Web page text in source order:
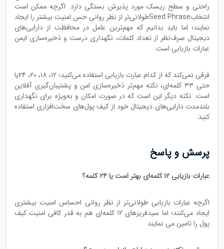
راحتی و سطح ریسک مورد پذیرش بستگی دارد. اگرچه ممکن است
انتخابSeed Phraseطولانی‌تر از نظر روانی حس امنیت بیشتر را ایجاد
نمایند؛ اما باید بدانیم که مهم‌ترین عامل در محافظت از دارایی‌های
دیجیتال صرف‌نظر از تعداد کلمات، نگهداری درست و ذخیره‌سازی ایمن
عبارات بازیابی است.
فرقی نمی‌کند که از کدام عبارت بازیابی استفاده می‌کنید؛ ۱۲، ۱۸، ۲۰، ۲۴یا
حتی ۳۳ کلمه‌ای، نکته مهم‌تر ذخیره‌سازی امن و پشتیبان‌گیری آفلاین
است. نکته دیگر این است که در صورت امکان و به‌ویژه برای نگهداری
بلندمدت دارایی‌های دیجیتال خود از کیف پول‌های سخت‌افزاری استفاده
کنید.
پرسش و پاسخ
عبارات بازیابی ۱۲ کلمه‌ای بهتر است یا ۲۴ کلمه؟
اگرچه عبارات بازیابی طولانی‌تر از نظر روانی احساس امنیت بیشتری
ایجاد می‌کنند؛ اما سیدفریزهای ۱۲ کلمه‌ای هم به قدر کافی امنیت کیف
پول را تامین می‌ نمایند